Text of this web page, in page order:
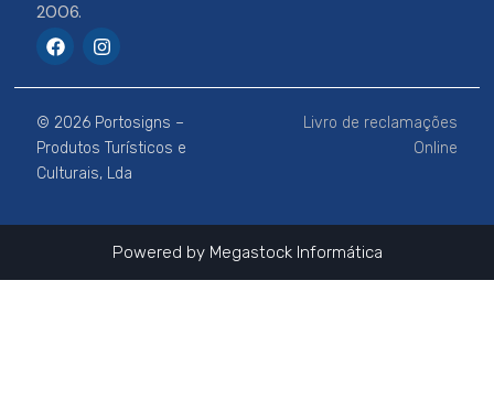
2006.
F
a
e
b
o
o
k
I
n
t
a
g
r
a
m
© 2026 Portosigns –
Produtos Turísticos e
Culturais, Lda
Livro de reclamações
Online
Powered by Megastock Informática